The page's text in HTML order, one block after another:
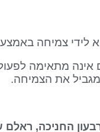
צמיחה
מתאימה
את הצמיחה.
החניכה, ראלם